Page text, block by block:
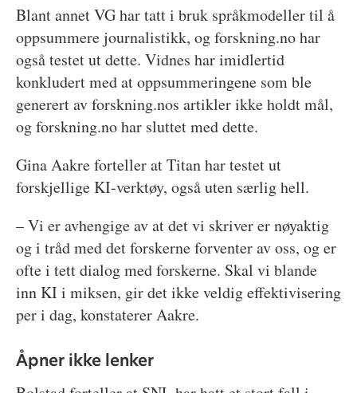
Blant annet VG har tatt i bruk språkmodeller til å
oppsummere journalistikk, og forskning.no har
også testet ut dette. Vidnes har imidlertid
konkludert med at oppsummeringene som ble
generert av forskning.nos artikler ikke holdt mål,
og forskning.no har sluttet med dette.
Gina Aakre forteller at Titan har testet ut
forskjellige KI-verktøy, også uten særlig hell.
– Vi er avhengige av at det vi skriver er nøyaktig
og i tråd med det forskerne forventer av oss, og er
ofte i tett dialog med forskerne. Skal vi blande
inn KI i miksen, gir det ikke veldig effektivisering
per i dag, konstaterer Aakre.
Åpner ikke lenker